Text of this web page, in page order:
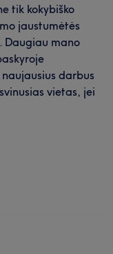
tik kokybiško
jaustumėtės
Daugiau mano
darbus
vietas, jei